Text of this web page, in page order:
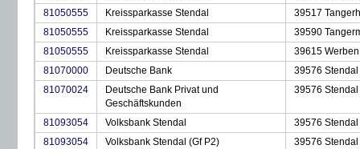
81050555
Kreissparkasse Stendal
39517
81050555
Kreissparkasse Stendal
39590
81050555
Kreissparkasse Stendal
39615
81070000
Deutsche Bank
39576 Stendal
81070024
Deutsche Bank Privat und
Geschäftskunden
39576 Stendal
81093054 Volksbank Stendal
39576 Stendal
81093054
Volksbank Stendal (Gf P2) 39576 Stendal